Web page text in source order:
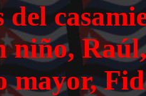
del
niño,
mayor,